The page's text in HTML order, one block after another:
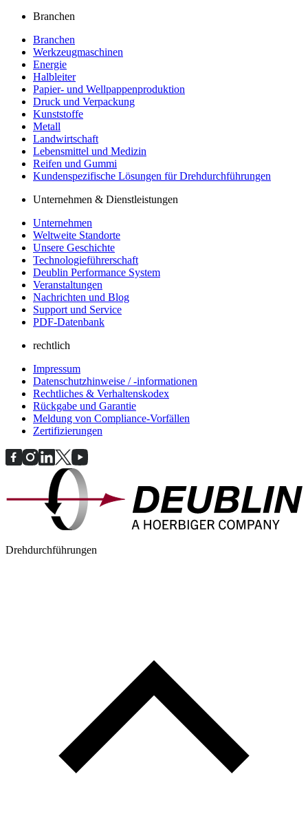
Branchen
Branchen
Werkzeugmaschinen
Energie
Halbleiter
Papier- und Wellpappenproduktion
Druck und Verpackung
Kunststoffe
Metall
Landwirtschaft
Lebensmittel und Medizin
Reifen und Gummi
Kundenspezifische Lösungen für Drehdurchführungen
Unternehmen & Dienstleistungen
Unternehmen
Weltweite Standorte
Unsere Geschichte
Technologieführerschaft
Deublin Performance System
Veranstaltungen
Nachrichten und Blog
Support und Service
PDF-Datenbank
rechtlich
Impressum
Datenschutzhinweise / -informationen
Rechtliches & Verhaltenskodex
Rückgabe und Garantie
Meldung von Compliance-Vorfällen
Zertifizierungen
Drehdurchführungen